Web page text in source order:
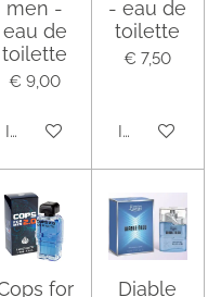
men -
eau de
toilette
€ 9,00
In winkelwagen
- eau de
toilette
€ 7,50
In
for
Diable